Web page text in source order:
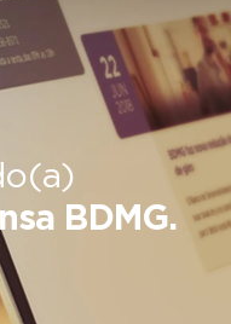
BDMG.